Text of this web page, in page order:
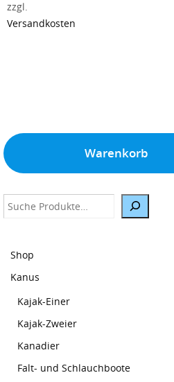
zzgl.
Versandkosten
Warenkorb
Suche
Shop
Kanus
Kajak-Einer
Kajak-Zweier
Kanadier
Falt- und Schlauchboote